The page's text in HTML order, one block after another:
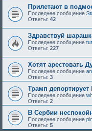
Прилетают в
Последнее сообщение
Ответы: 42
Здравствуй
Последнее сообщение
Ответы: 227
Хотят арестовать
Последнее сообщение
Ответы: 3
Трамп депортирует
Последнее сообщение
Ответы: 2
В Сербии
Последнее сообщение
Ответы: 5